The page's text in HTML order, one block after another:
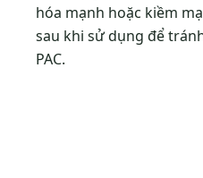
hóa mạnh hoặc kiềm
sau khi sử dụng để
PAC.